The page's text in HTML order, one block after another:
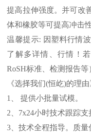
提高拉伸强度。并可改
体和橡胶等可提高冲击
温馨提示: 因塑料行情
了解多详情、行情！
RoSH标准、检测报告等
《选择我们(恒屹)的理由
1
、 提供小批量试模。
2
7x24小时技术跟踪支
3 、技术全程指导。质量